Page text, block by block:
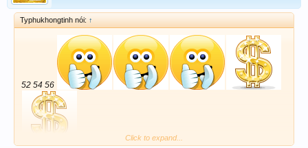
Typhukhongtinh nói: ↑
52 54 56
kfhgcdfg cjlmccnmm cbmnkhgkl ggjkhdjkld vhkkk
Click to expand...